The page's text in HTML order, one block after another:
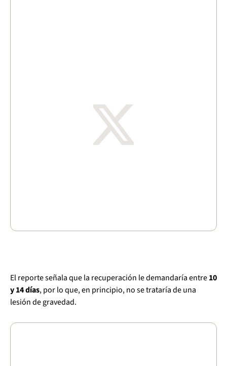
El reporte señala que la recuperación le demandaría entre10
y 14 días, por lo que, en principio, no se trataría de una
lesión de gravedad.